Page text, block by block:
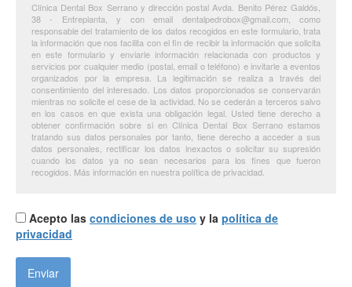
Clínica Dental Box Serrano y dirección postal Avda. Benito Pérez Galdós,
38 - Entreplanta, y con email dentalpedrobox@gmail.com, como
responsable del tratamiento de los datos recogidos en este formulario, trata
la información que nos facilita con el fin de recibir la información que solicita
en este formulario y enviarle información relacionada con productos y
servicios por cualquier medio (postal, email o teléfono) e invitarle a eventos
organizados por la empresa. La legitimación se realiza a través del
consentimiento del interesado. Los datos proporcionados se conservarán
mientras no solicite el cese de la actividad. No se cederán a terceros salvo
en los casos en que exista una obligación legal. Usted tiene derecho a
obtener confirmación sobre si en Clínica Dental Box Serrano estamos
tratando sus datos personales por tanto, tiene derecho a acceder a sus
datos personales, rectificar los datos inexactos o solicitar su supresión
cuando los datos ya no sean necesarios para los fines que fueron
recogidos. Más información en nuestra política de privacidad.
Acepto las condiciones de uso y la política de
privacidad